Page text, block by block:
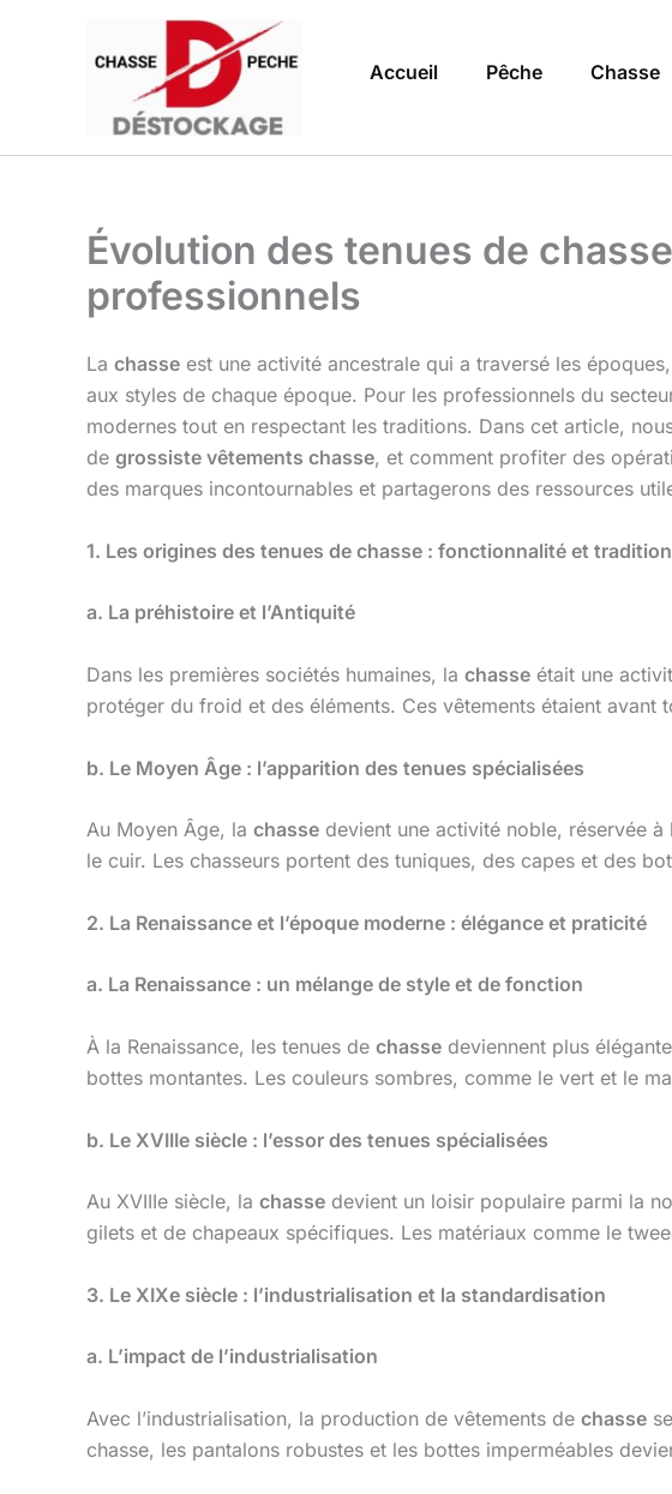
Accueil Pêche Chasse
Évolution des tenues de
professionnels
La chasse est une activité ancestrale qui a traversé les
aux styles de chaque époque. Pour les professionnels du
modernes tout en respectant les traditions. Dans cet article,
de grossiste vêtements chasse, et comment profiter des
des marques incontournables et partagerons des ressources
1. Les origines des tenues de chasse : fonctionnalité et tradition
a. La préhistoire et l’Antiquité
Dans les premières sociétés humaines, la chasse était une
protéger du froid et des éléments. Ces vêtements étaient
b. Le Moyen Âge : l’apparition des tenues spécialisées
Au Moyen Âge, la chasse devient une activité noble, réservée
le cuir. Les chasseurs portent des tuniques, des capes et des
2. La Renaissance et l’époque moderne : élégance et praticité
a. La Renaissance : un mélange de style et de fonction
À la Renaissance, les tenues de chasse deviennent plus
bottes montantes. Les couleurs sombres, comme le vert et le
b. Le XVIIIe siècle : l’essor des tenues spécialisées
Au XVIIIe siècle, la chasse devient un loisir populaire parmi la
gilets et de chapeaux spécifiques. Les matériaux comme le
3. Le XIXe siècle : l’industrialisation et la standardisation
a. L’impact de l’industrialisation
Avec l’industrialisation, la production de vêtements de chasse
chasse, les pantalons robustes et les bottes imperméables